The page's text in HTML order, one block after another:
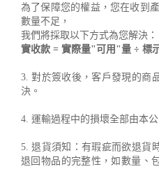
為了保障您的權益，您在收到
數量不足，
我們將採取以下方式為您解決：
實收款 = 實際量"可用"量 ÷ 標
3. 對於簽收後，客戶發現的商
決。
4. 運輸過程中的損壞全部由本公
5. 退貨須知：有瑕疵而欲退貨
退回物品的完整性，如數量、